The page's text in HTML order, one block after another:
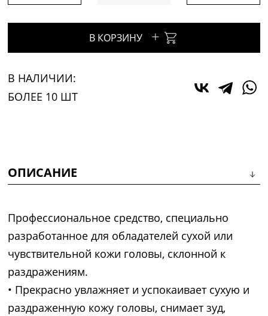
В КОРЗИНУ +
В НАЛИЧИИ:
БОЛЕЕ 10 ШТ
ОПИСАНИЕ
Профессиональное средство, специально
разработанное для обладателей сухой или
чувствительной кожи головы, склонной к
раздражениям.
• Прекрасно увлажняет и успокаивает сухую и
раздраженную кожу головы, снимает зуд,